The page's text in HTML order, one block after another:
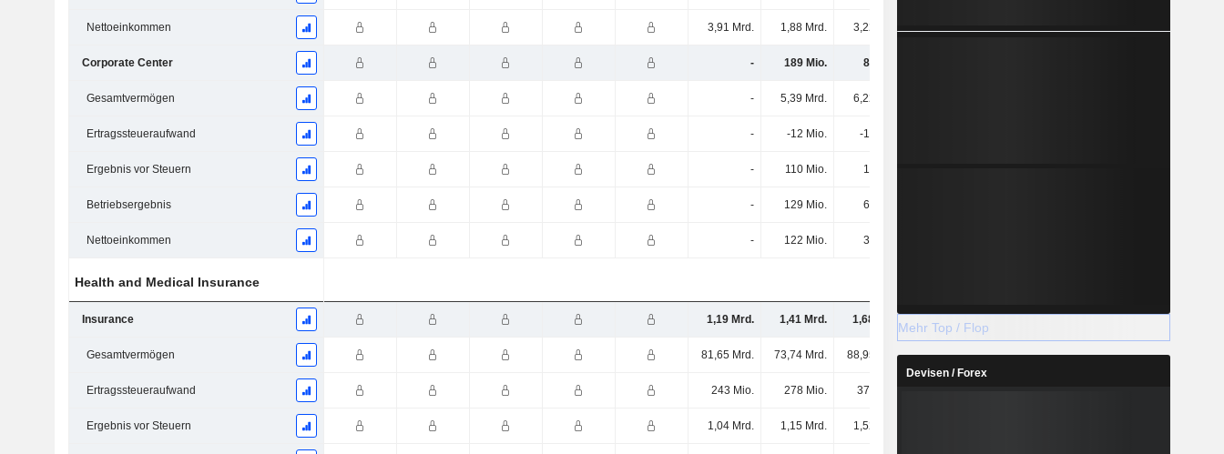
Nettoeinkommen 3,91 Mrd. 1,88 Mrd. 3,22 Mrd.
Corporate Center - 189 Mio. 81 Mio.
Gesamtvermögen - 5,39 Mrd. 6,22 Mrd.
Ertragssteueraufwand - -12 Mio. -14 Mio.
Ergebnis vor Steuern - 110 Mio. 18 Mio.
Betriebsergebnis - 129 Mio. 66 Mio.
Nettoeinkommen - 122 Mio. 32 Mio.
Health and Medical Insurance
Insurance 1,19 Mrd. 1,41 Mrd. 1,68 Mrd.
Gesamtvermögen 81,65 Mrd. 73,74 Mrd. 88,95 Mrd. 93,7 Mrd. 97,97 Mrd.
Ertragssteueraufwand 243 Mio. 278 Mio. 375 Mio. 430 Mio. 419 Mio.
Ergebnis vor Steuern 1,04 Mrd. 1,15 Mrd. 1,52 Mrd.
Mehr Top / Flop
Devisen / Forex